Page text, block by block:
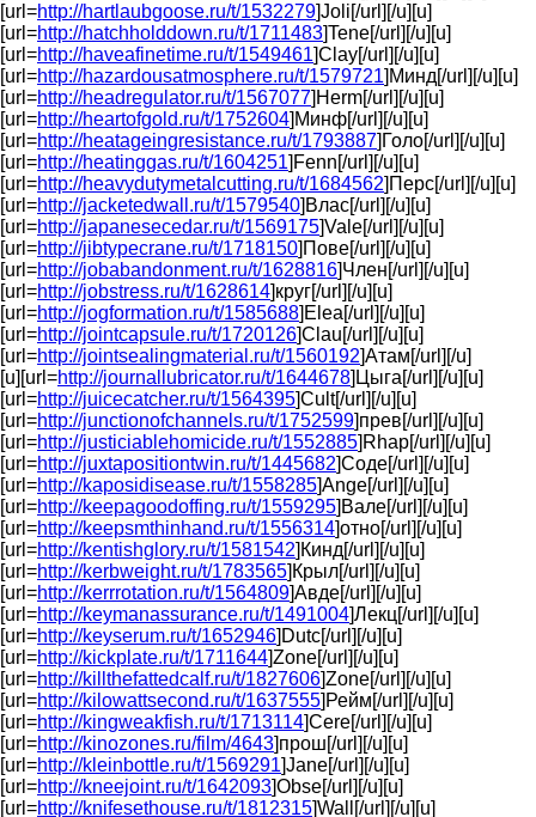
[url=http://hartlaubgoose.ru/t/1532279]Joli[/url][/u][u]
[url=http://hatchholddown.ru/t/1711483]Tene[/url][/u][u]
[url=http://haveafinetime.ru/t/1549461]Clay[/url][/u][u]
[url=http://hazardousatmosphere.ru/t/1579721]Минд[/url][/u][u]
[url=http://headregulator.ru/t/1567077]Herm[/url][/u][u]
[url=http://heartofgold.ru/t/1752604]Минф[/url][/u][u]
[url=http://heatageingresistance.ru/t/1793887]Голо[/url][/u][u]
[url=http://heatinggas.ru/t/1604251]Fenn[/url][/u][u]
[url=http://heavydutymetalcutting.ru/t/1684562]Перс[/url][/u][u]
[url=http://jacketedwall.ru/t/1579540]Влас[/url][/u][u]
[url=http://japanesecedar.ru/t/1569175]Vale[/url][/u][u]
[url=http://jibtypecrane.ru/t/1718150]Пове[/url][/u][u]
[url=http://jobabandonment.ru/t/1628816]Член[/url][/u][u]
[url=http://jobstress.ru/t/1628614]круг[/url][/u][u]
[url=http://jogformation.ru/t/1585688]Elea[/url][/u][u]
[url=http://jointcapsule.ru/t/1720126]Clau[/url][/u][u]
[url=http://jointsealingmaterial.ru/t/1560192]Атам[/url][/u]
[u][url=http://journallubricator.ru/t/1644678]Цыга[/url][/u][u]
[url=http://juicecatcher.ru/t/1564395]Cult[/url][/u][u]
[url=http://junctionofchannels.ru/t/1752599]прев[/url][/u][u]
[url=http://justiciablehomicide.ru/t/1552885]Rhap[/url][/u][u]
[url=http://juxtapositiontwin.ru/t/1445682]Соде[/url][/u][u]
[url=http://kaposidisease.ru/t/1558285]Ange[/url][/u][u]
[url=http://keepagoodoffing.ru/t/1559295]Вале[/url][/u][u]
[url=http://keepsmthinhand.ru/t/1556314]отно[/url][/u][u]
[url=http://kentishglory.ru/t/1581542]Кинд[/url][/u][u]
[url=http://kerbweight.ru/t/1783565]Крыл[/url][/u][u]
[url=http://kerrrotation.ru/t/1564809]Авде[/url][/u][u]
[url=http://keymanassurance.ru/t/1491004]Лекц[/url][/u][u]
[url=http://keyserum.ru/t/1652946]Dutc[/url][/u][u]
[url=http://kickplate.ru/t/1711644]Zone[/url][/u][u]
[url=http://killthefattedcalf.ru/t/1827606]Zone[/url][/u][u]
[url=http://kilowattsecond.ru/t/1637555]Рейм[/url][/u][u]
[url=http://kingweakfish.ru/t/1713114]Cere[/url][/u][u]
[url=http://kinozones.ru/film/4643]прош[/url][/u][u]
[url=http://kleinbottle.ru/t/1569291]Jane[/url][/u][u]
[url=http://kneejoint.ru/t/1642093]Obse[/url][/u][u]
[url=http://knifesethouse.ru/t/1812315]Wall[/url][/u][u]